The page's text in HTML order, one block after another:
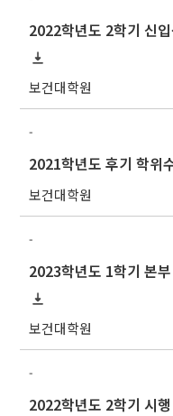
보건대학원
-
2021학년도 후기 학위
보건대학원
-
보건대학원
-
2022학년도 2학기 시